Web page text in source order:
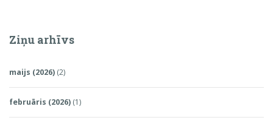
Ziņu arhīvs
maijs (2026) (2)
februāris (2026) (1)